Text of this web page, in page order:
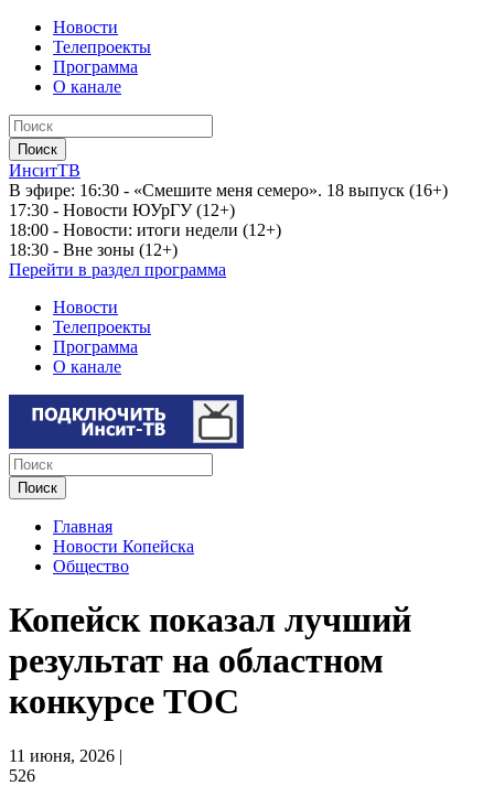
Новости
Телепроекты
Программа
О канале
ИнситТВ
В эфире: 16:30 - «Смешите меня семеро». 18 выпуск (16+)
17:30 - Новости ЮУрГУ (12+)
18:00 - Новости: итоги недели (12+)
18:30 - Вне зоны (12+)
Перейти в раздел программа
Новости
Телепроекты
Программа
О канале
Главная
Новости Копейска
Общество
Копейск показал лучший
результат на областном
конкурсе ТОС
11 июня, 2026 |
526